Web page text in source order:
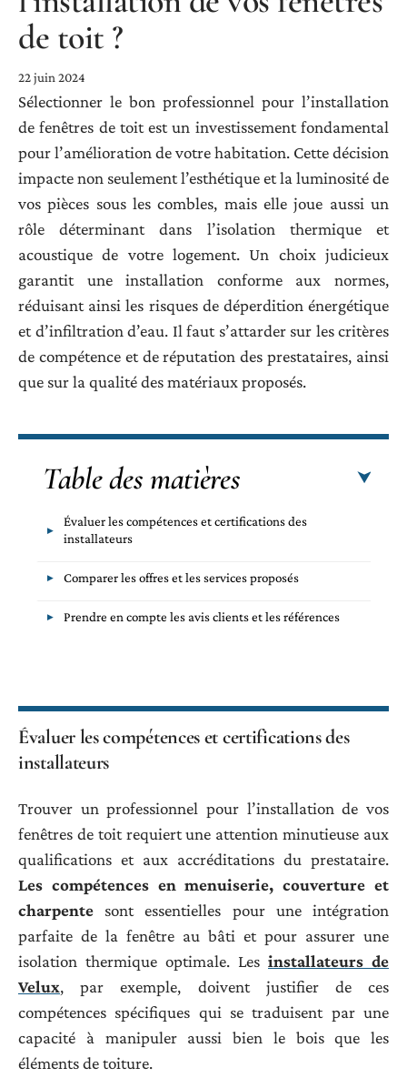
de toit ?
22 juin 2024
Sélectionner le bon professionnel pour l’installation
de fenêtres de toit est un investissement fondamental
pour l’amélioration de votre habitation. Cette décision
impacte non seulement l’esthétique et la luminosité de
vos pièces sous les combles, mais elle joue aussi un
rôle déterminant dans l’isolation thermique et
acoustique de votre logement. Un choix judicieux
garantit une installation conforme aux normes,
réduisant ainsi les risques de déperdition énergétique
et d’infiltration d’eau. Il faut s’attarder sur les critères
de compétence et de réputation des prestataires, ainsi
que sur la qualité des matériaux proposés.
Table des matières
Évaluer les compétences et certifications des
installateurs
Comparer les offres et les services proposés
Prendre en compte les avis clients et les références
Évaluer les compétences et certifications des
installateurs
Trouver un professionnel pour l’installation de vos
fenêtres de toit requiert une attention minutieuse aux
qualifications et aux accréditations du prestataire.
Les compétences en menuiserie, couverture et
charpente sont essentielles pour une intégration
parfaite de la fenêtre au bâti et pour assurer une
isolation thermique optimale. Les installateurs de
Velux, par exemple, doivent justifier de ces
compétences spécifiques qui se traduisent par une
capacité à manipuler aussi bien le bois que les
éléments de toiture.